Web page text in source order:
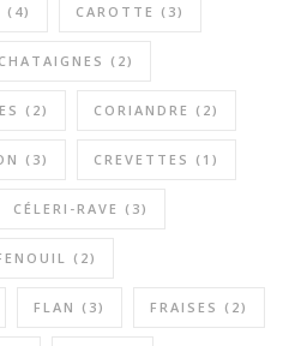
(4) CAROTTE (3)
CHATAIGNES (2)
(2) CORIANDRE (2)
(3) CREVETTES (1)
CÉLERI-RAVE (3)
(2)
FLAN (3) FRAISES (2)